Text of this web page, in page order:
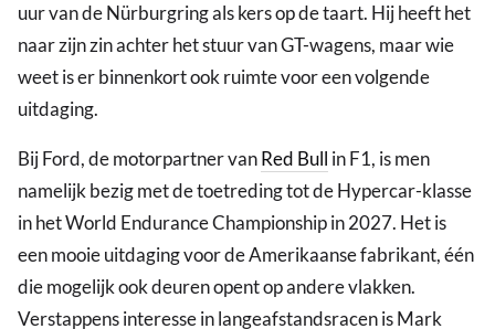
uur van de Nürburgring als kers op de taart. Hij heeft het
naar zijn zin achter het stuur van GT-wagens, maar wie
weet is er binnenkort ook ruimte voor een volgende
uitdaging.
Bij Ford, de motorpartner vanRed Bull in F1, is men
namelijk bezig met de toetreding tot de Hypercar-klasse
in het World Endurance Championship in 2027. Het is
een mooie uitdaging voor de Amerikaanse fabrikant, één
die mogelijk ook deuren opent op andere vlakken.
Verstappens interesse in langeafstandsracen is Mark